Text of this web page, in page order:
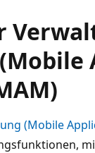
(Mobile